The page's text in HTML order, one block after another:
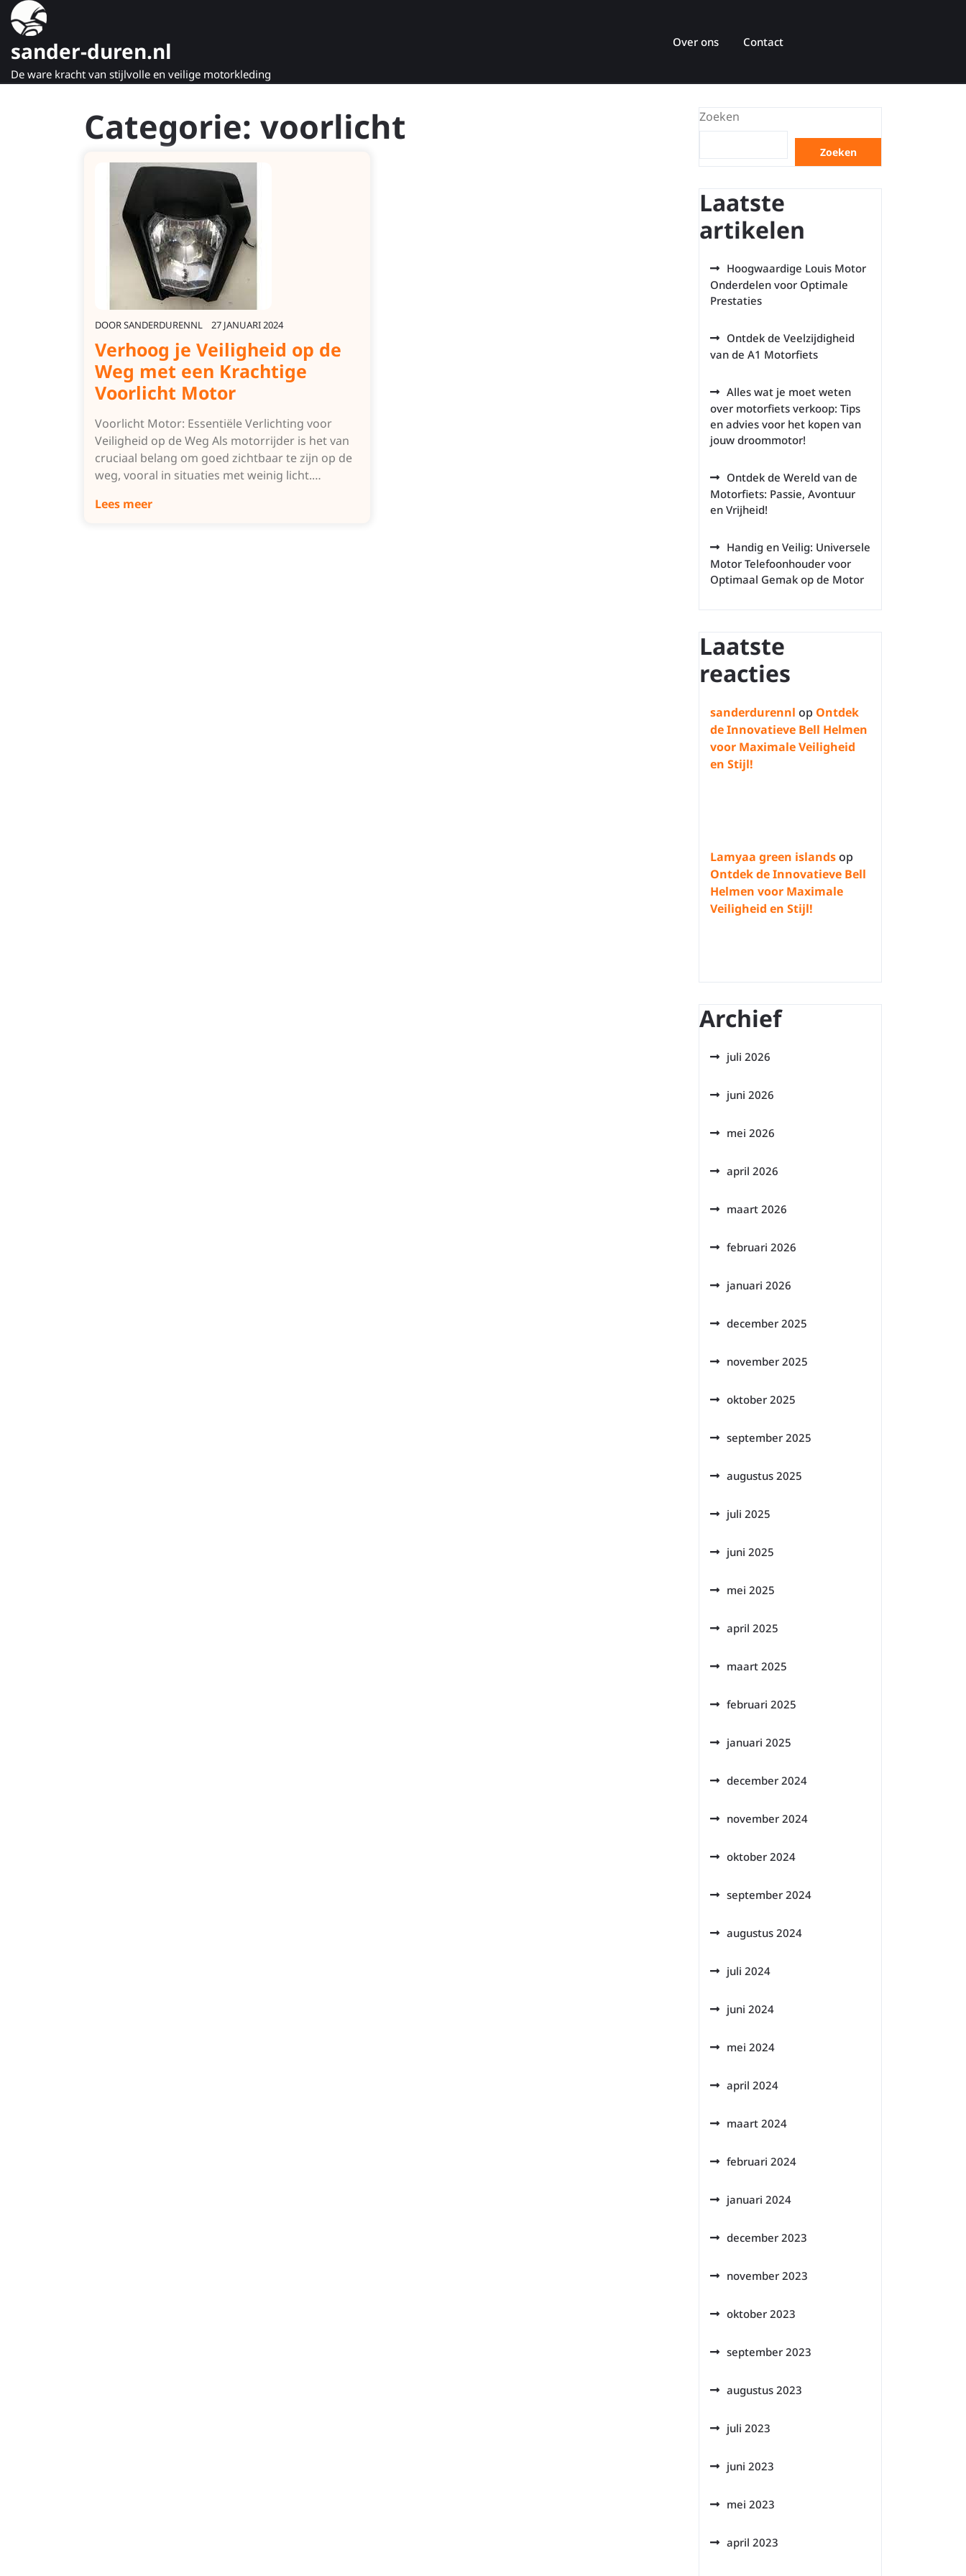
Naar
de
gaansander-duren.nl
De ware kracht van stijlvolle en veilige motorkleding
Over ons Contact
Categorie: voorlicht
DOORSANDERDURENNL 27 JANUARI 2024
Verhoog je Veiligheid op de
Weg met een Krachtige
Voorlicht Motor
Voorlicht Motor: Essentiële Verlichting voor
Veiligheid op de Weg Als motorrijder is het van
cruciaal belang om goed zichtbaar te zijn op de
weg, vooral in situaties met weinig licht.…
Lees meer
Zoeken
Zoeken
Laatste
artikelen
Hoogwaardige Louis Motor
Onderdelen voor Optimale
Prestaties
Ontdek de Veelzijdigheid
van de A1 Motorfiets
Alles wat je moet weten
over motorfiets verkoop: Tips
en advies voor het kopen van
jouw droommotor!
Ontdek de Wereld van de
Motorfiets: Passie, Avontuur
en Vrijheid!
Handig en Veilig: Universele
Motor Telefoonhouder voor
Optimaal Gemak op de Motor
Laatste
reacties
sanderdurennl op Ontdek
de Innovatieve Bell Helmen
voor Maximale Veiligheid
en Stijl!
Lamyaa green islandsop
Ontdek de Innovatieve Bell
Helmen voor Maximale
Veiligheid en Stijl!
Archief
juli 2026
juni 2026
mei 2026
april 2026
maart 2026
februari 2026
januari 2026
december 2025
november 2025
oktober 2025
september 2025
augustus 2025
juli 2025
juni 2025
mei 2025
april 2025
maart 2025
februari 2025
januari 2025
december 2024
november 2024
oktober 2024
september 2024
augustus 2024
juli 2024
juni 2024
mei 2024
april 2024
maart 2024
februari 2024
januari 2024
december 2023
november 2023
oktober 2023
september 2023
augustus 2023
juli 2023
juni 2023
mei 2023
april 2023